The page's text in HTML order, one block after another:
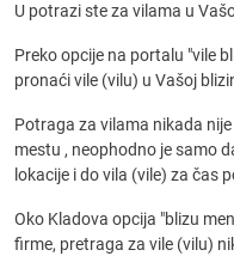
U potrazi ste za vilama u
Preko opcije na portalu "vile
pronaći vile (vilu) u Vašoj
Potraga za vilama nikada
mestu , neophodno je samo
lokacije i do vila (vile) za čas
Oko Kladova opcija "blizu
firme, pretraga za vile (vilu)